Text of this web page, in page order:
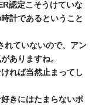
認定こそうけていな
計であるということ
れていないので、アン
ありますね。
れば当然止まってし
きにはたまらないポ